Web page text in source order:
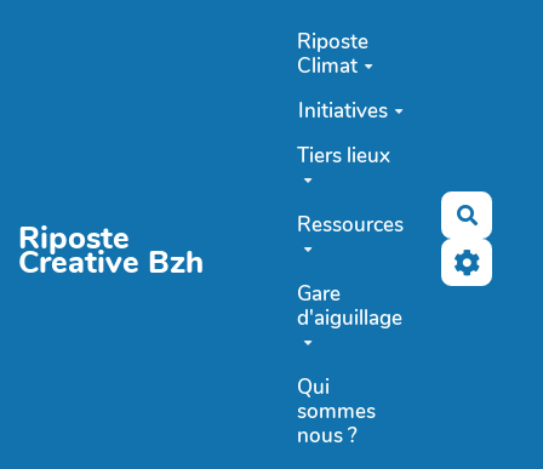
Riposte
Creative Bzh
Riposte
Climat
Initiatives
Tiers lieux
Ressources
Gare
d'aiguillage
Qui
sommes
nous ?